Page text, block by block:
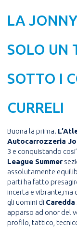
LA
SOLO UN
SOTTO I
CURRELI
Buona la prima.
Autocarrozzeria
3 e conquistando
League Summer
assolutamente
parti ha fatto
incerta e vibrante,ma
gli uomini di Caredda
apparso ad onor del
profilo, tattico,